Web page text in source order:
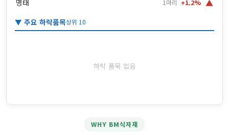
명태 1마리 +1.2% ▲
▼ 주요 하락품목상위 10
하락 품목 없음
WHY BM식자재